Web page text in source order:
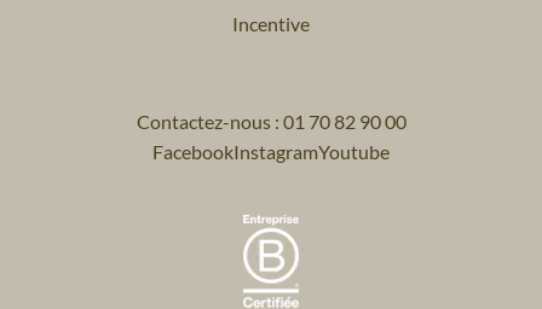
Incentive
Contactez-nous : 01 70 82 90 00
FacebookInstagramYoutube